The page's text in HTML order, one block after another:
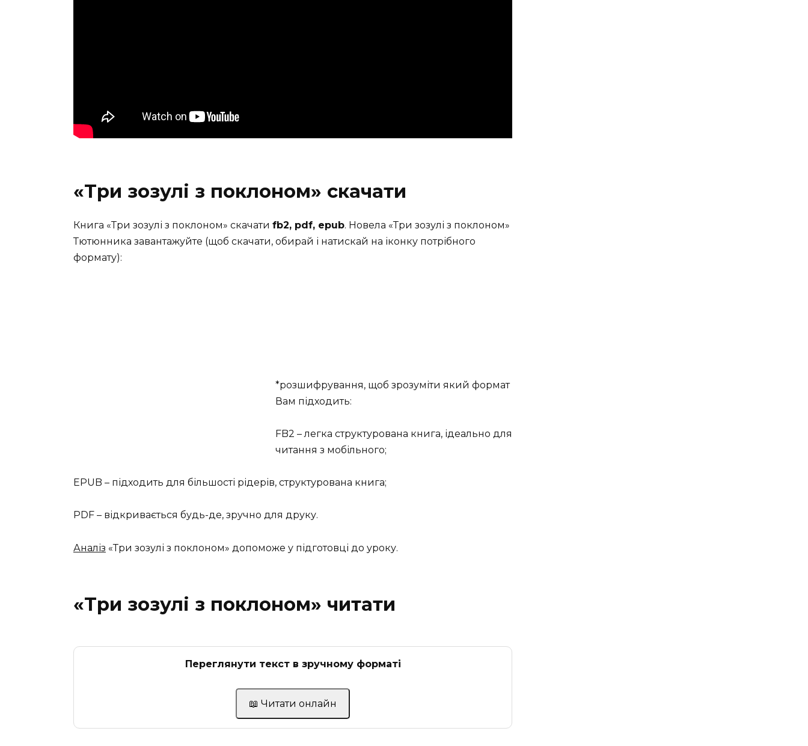
«Три зозулі з поклоном» скачати
Книга «Три зозулі з поклоном» скачати fb2, pdf, epub. Новела «Три зозулі з поклоном»
Тютюнника завантажуйте (щоб скачати, обирай і натискай на іконку потрібного
формату):
*розшифрування, щоб зрозуміти який формат
Вам підходить:
FB2 – легка структурована книга, ідеально для
читання з мобільного;
EPUB – підходить для більшості рідерів, структурована книга;
PDF – відкривається будь-де, зручно для друку.
Аналіз «Три зозулі з поклоном» допоможе у підготовці до уроку.
«Три зозулі з поклоном» читати
Переглянути текст в зручному форматі
📖 Читати онлайн